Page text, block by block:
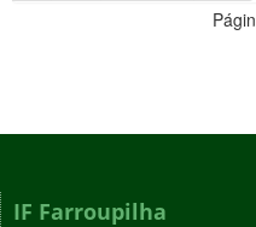
IF Farroupilha